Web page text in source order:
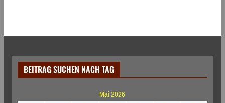
BEITRAG SUCHEN NACH TAG
Mai 2026